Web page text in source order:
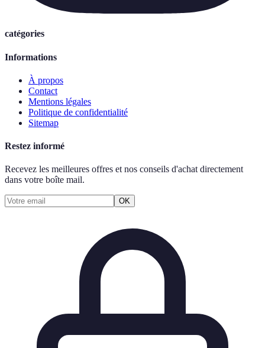
catégories
Informations
À propos
Contact
Mentions légales
Politique de confidentialité
Sitemap
Restez informé
Recevez les meilleures offres et nos conseils d'achat directement
dans votre boîte mail.
OK